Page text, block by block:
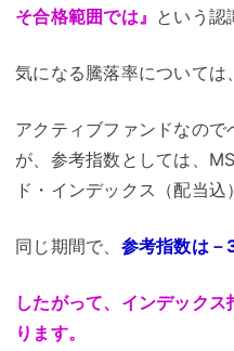
そ合格範囲では』 という認
気になる騰落率については、
アクティブファンドなの
が、参考指数としては、
ド・インデックス（配当込
同じ期間で、 参考指数は－
したがって、インデック
ります。